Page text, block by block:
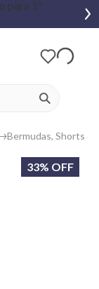
ver
Bermudas, Shorts e
33% OFF